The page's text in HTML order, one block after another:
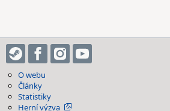
O webu
Články
Statistiky
Herní výzva